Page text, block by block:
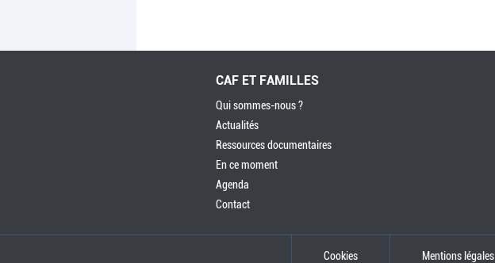
CAF ET FAMILLES
Qui sommes-nous ?
Actualités
Ressources documentaires
En ce moment
Agenda
Contact
Cookies Mentions légales